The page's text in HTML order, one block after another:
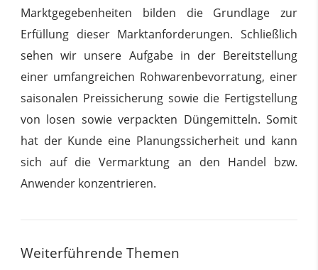
Marktgegebenheiten bilden die Grundlage zur
Erfüllung dieser Marktanforderungen. Schließlich
sehen wir unsere Aufgabe in der Bereitstellung
einer umfangreichen Rohwarenbevorratung, einer
saisonalen Preissicherung sowie die Fertigstellung
von losen sowie verpackten Düngemitteln. Somit
hat der Kunde eine Planungssicherheit und kann
sich auf die Vermarktung an den Handel bzw.
Anwender konzentrieren.
Weiterführende Themen